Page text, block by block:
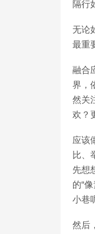
隔行
无论
最重
融合
界，
然关
欢？
应该
比、
先想
的“
小巷
然后